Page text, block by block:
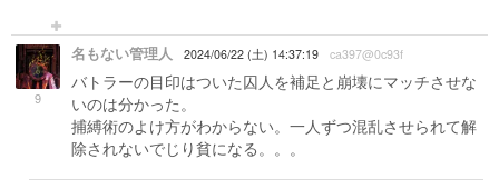
9
名もない管理人 2024/06/22 (土) 14:37:19 ca397@0c93f
バトラーの目印はついた囚人を補足と崩壊にマッチさせな
いのは分かった。
捕縛術のよけ方がわからない。一人ずつ混乱させられて解
除されないでじり貧になる。。。